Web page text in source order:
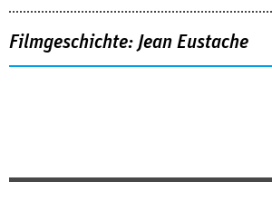
Filmgeschichte: Jean Eustache